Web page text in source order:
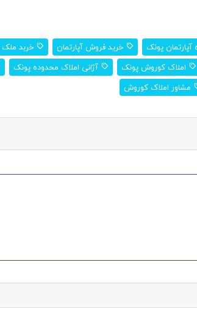
آپارتمان پونک خرید فروش آپارتمان خربد
املاک کوروش پونک آژانی املاک محدوده پونک
مشاور املاک کوروش